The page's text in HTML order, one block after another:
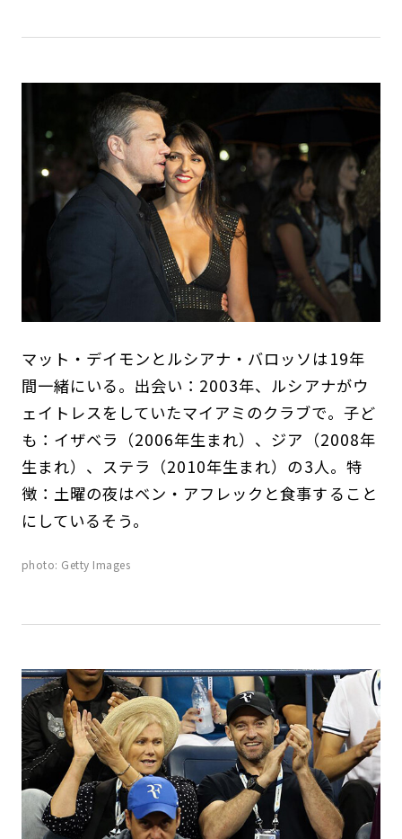
マット・デイモンとルシアナ・バロッソは19年
間一緒にいる。出会い：2003年、ルシアナがウ
ェイトレスをしていたマイアミのクラブで。子ど
も：イザベラ（2006年生まれ）、ジア（2008年
生まれ）、ステラ（2010年生まれ）の3人。特
徴：土曜の夜はベン・アフレックと食事すること
にしているそう。
photo: Getty Images